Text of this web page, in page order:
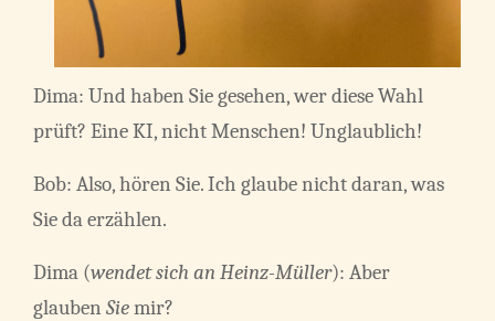
Dima: Und haben Sie gesehen, wer diese Wahl
prüft? Eine KI, nicht Menschen! Unglaublich!
Bob: Also, hören Sie. Ich glaube nicht daran, was
Sie da erzählen.
Dima (wendet sich an Heinz-Müller): Aber
glauben Siemir?